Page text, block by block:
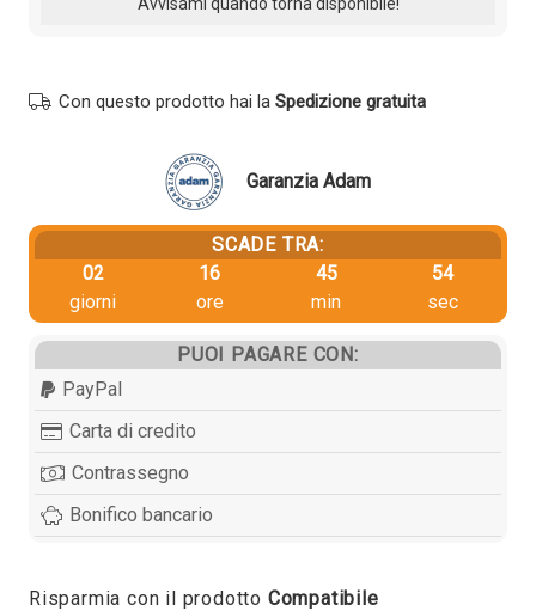
Con questo prodotto hai la Spedizione gratuita
Garanzia Adam
SCADE TRA:
02
giorni
16
ore
45
min
54
sec
PUOI PAGARE CON:
PayPal
Carta di credito
Contrassegno
Bonifico bancario
Risparmia con il prodotto Compatibile